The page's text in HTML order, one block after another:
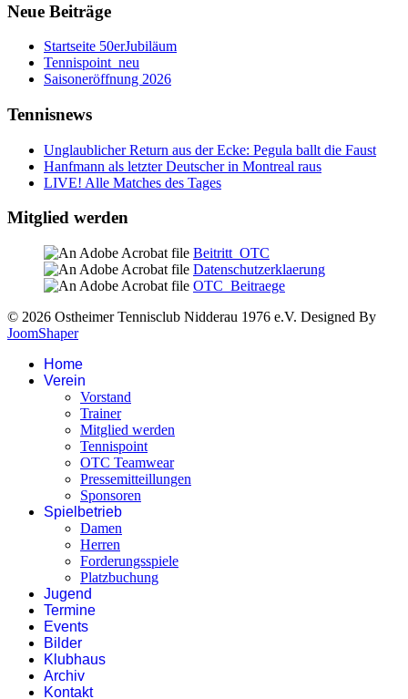
Neue Beiträge
Startseite 50erJubiläum
Tennispoint_neu
Saisoneröffnung 2026
Tennisnews
Unglaublicher Return aus der Ecke: Pegula ballt die Faust
Hanfmann als letzter Deutscher in Montreal raus
LIVE! Alle Matches des Tages
Mitglied werden
Beitritt_OTC
Datenschutzerklaerung
OTC_Beitraege
© 2026 Ostheimer Tennisclub Nidderau 1976 e.V. Designed By
JoomShaper
Home
Verein
Vorstand
Trainer
Mitglied werden
Tennispoint
OTC Teamwear
Pressemitteillungen
Sponsoren
Spielbetrieb
Damen
Herren
Forderungsspiele
Platzbuchung
Jugend
Termine
Events
Bilder
Klubhaus
Archiv
Kontakt